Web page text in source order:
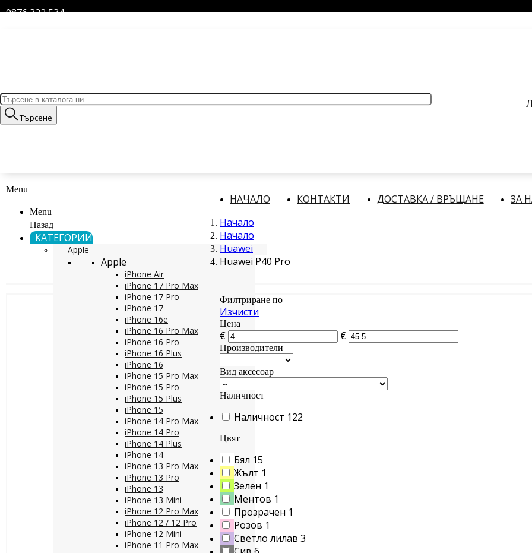
0876 322 534
Търсене
Menu
Menu
Назад
КАТЕГОРИИ
Apple
Apple
iPhone Air
iPhone 17 Pro Max
iPhone 17 Pro
iPhone 17
iPhone 16e
iPhone 16 Pro Max
iPhone 16 Pro
iPhone 16 Plus
iPhone 16
iPhone 15 Pro Max
iPhone 15 Pro
iPhone 15 Plus
iPhone 15
iPhone 14 Pro Max
iPhone 14 Pro
iPhone 14 Plus
iPhone 14
iPhone 13 Pro Max
iPhone 13 Pro
iPhone 13
iPhone 13 Mini
iPhone 12 Pro Max
iPhone 12 / 12 Pro
iPhone 12 Mini
iPhone 11 Pro Max
НАЧАЛО КОНТАКТИ ДОСТАВКА / ВРЪЩАНЕ
ЗА
Начало
Начало
Huawei
Huawei P40 Pro
Филтриране по
Изчисти
Цена
€ €
Производители
Вид аксесоар
Наличност
Наличност 122
Цвят
Бял 15
Жълт 1
Зелен 1
Ментов 1
Прозрачен 1
Розов 1
Светло лилав 3